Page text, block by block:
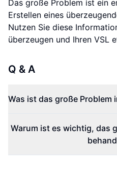
Das große Problem ist ein
Erstellen eines
Nutzen Sie diese
überzeugen und Ihren VSL
Q & A
Was ist das große Problem
Warum ist es wichtig, das